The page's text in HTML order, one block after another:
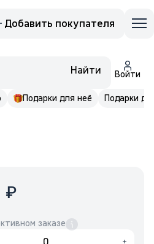
Добавить покупателя
Найти Войти
Подарки для неё Подарки до
₽
заказе